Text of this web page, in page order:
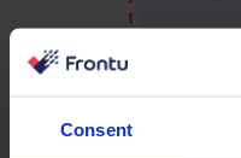
Consent